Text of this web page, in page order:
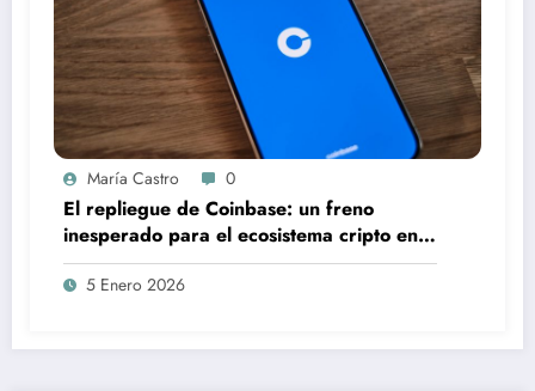
María Castro 0
El repliegue de Coinbase: un freno
inesperado para el ecosistema cripto en
Argentina
5 Enero 2026